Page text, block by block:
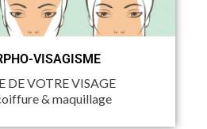
VISAGISME
DE VOTRE VISAGE
& maquillage